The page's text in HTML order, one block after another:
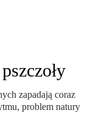
zapadają coraz
problem natury